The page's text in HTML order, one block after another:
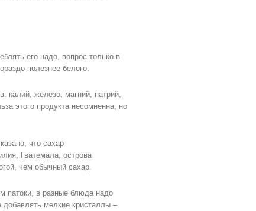
его надо, вопрос только в
полезнее белого.
калий, железо, магний, натрий,
этого продукта несомненна, но
что сахар
Гватемала, острова
чем обычный сахар.
патоки, в разные блюда надо
мелкие кристаллы –